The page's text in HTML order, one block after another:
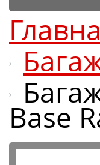
Base